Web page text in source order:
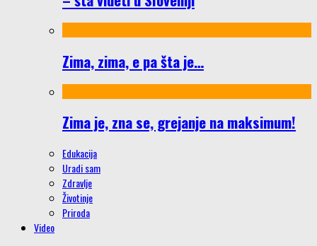
Zima, zima, e pa šta je…
Zima je, zna se, grejanje na maksimum!
Edukacija
Uradi sam
Zdravlje
Životinje
Priroda
Video